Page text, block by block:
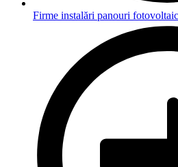
Firme instalări panouri